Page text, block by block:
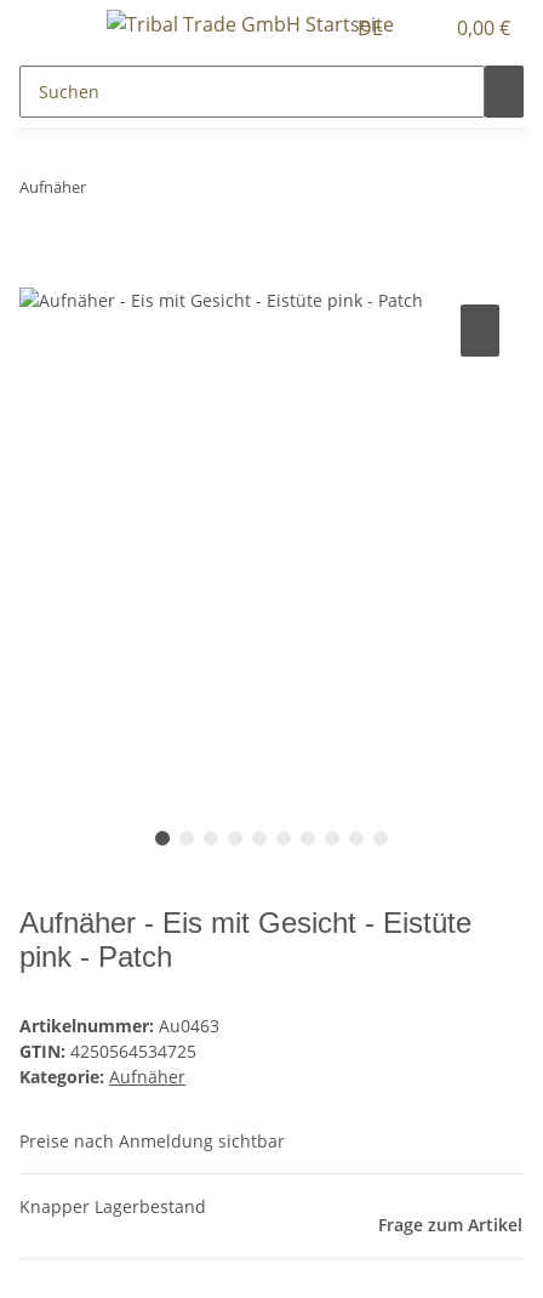
DE 0,00 €
Aufnäher
Aufnäher - Eis mit Gesicht - Eistüte
pink - Patch
Artikelnummer: Au0463
GTIN: 4250564534725
Kategorie: Aufnäher
Preise nach Anmeldung sichtbar
Knapper Lagerbestand
Frage zum Artikel